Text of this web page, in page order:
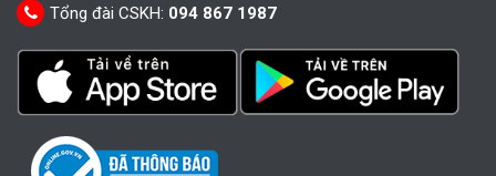
Tổng đài CSKH: 094 867 1987